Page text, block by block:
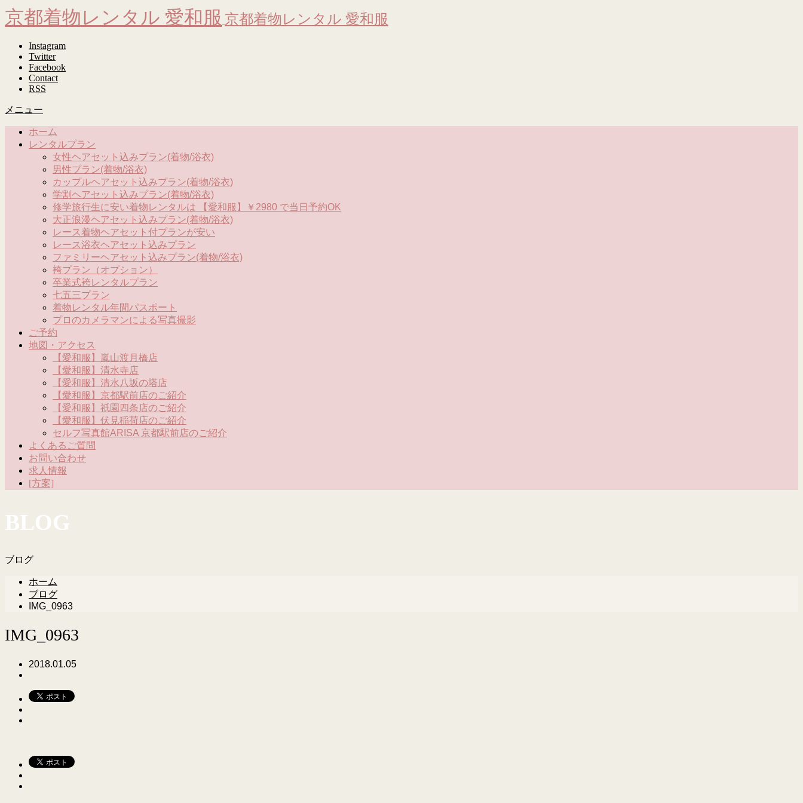
京都着物レンタル 愛和服 京都着物レンタル 愛和服
Instagram
Twitter
Facebook
Contact
RSS
メニュー
ホーム
レンタルプラン
女性ヘアセット込みプラン(着物/浴衣)
男性プラン(着物/浴衣)
カップルヘアセット込みプラン(着物/浴衣)
学割ヘアセット込みプラン(着物/浴衣)
修学旅行生に安い着物レンタルは 【愛和服】￥2980 で当日予約OK
大正浪漫ヘアセット込みプラン(着物/浴衣)
レース着物ヘアセット付プランが安い
レース浴衣ヘアセット込みプラン
ファミリーヘアセット込みプラン(着物/浴衣)
袴プラン（オプション）
卒業式袴レンタルプラン
七五三プラン
着物レンタル年間パスポート
プロのカメラマンによる写真撮影
ご予約
地図・アクセス
【愛和服】嵐山渡月橋店
【愛和服】清水寺店
【愛和服】清水八坂の塔店
【愛和服】京都駅前店のご紹介
【愛和服】祇園四条店のご紹介
【愛和服】伏見稲荷店のご紹介
セルフ写真館ARISA 京都駅前店のご紹介
よくあるご質問
お問い合わせ
求人情報
[方案]
BLOG
ブログ
ホーム
ブログ
IMG_0963
IMG_0963
2018.01.05